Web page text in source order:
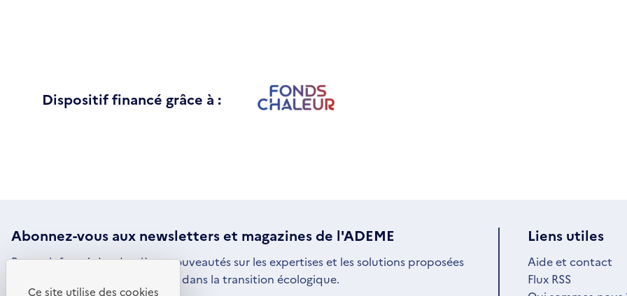
Dispositif financé grâce à :
Abonnez-vous aux newsletterset magazines de l'ADEME
Restez informé des dernières nouveautés sur les expertises et les solutions proposées
par l'ADEME pour vous engager dans la transition écologique.
Liens utiles
Aide et contact
Flux RSS
Ce site utilise des cookies